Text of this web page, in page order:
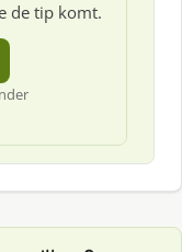
de tip komt.